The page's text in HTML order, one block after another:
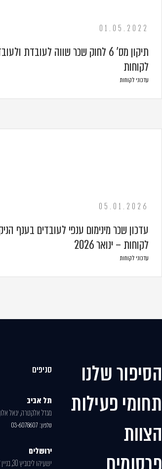
01.05.2022
תיקון מס' 6 לחוק שכר שווה לעובדת
לקוחות
עדכוני לקוחות
05.01.2026
עדכון שכר מינימום ענפי לעובדים בענף
לקוחות – ינואר 2026
עדכוני לקוחות
הסיפור שלנו
תחומי פעילות
הצוות
סניפים
תל אביב
מגדל אלקטרה, יגאל אלון
טלפון: 03-6078607
ירושלים
ישעיהו ליבוביץ 30, בניין 2